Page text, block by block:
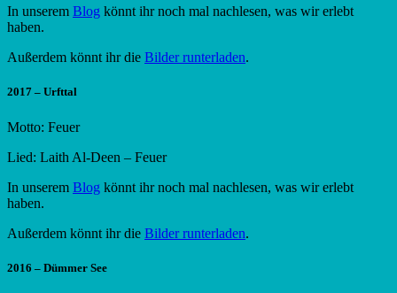
In unserem Blog könnt ihr noch mal nachlesen, was wir erlebt
haben.
Außerdem könnt ihr die Bilder runterladen.
2017 – Urfttal
Motto: Feuer
Lied: Laith Al-Deen – Feuer
In unserem Blog könnt ihr noch mal nachlesen, was wir erlebt
haben.
Außerdem könnt ihr die Bilder runterladen.
2016 – Dümmer See